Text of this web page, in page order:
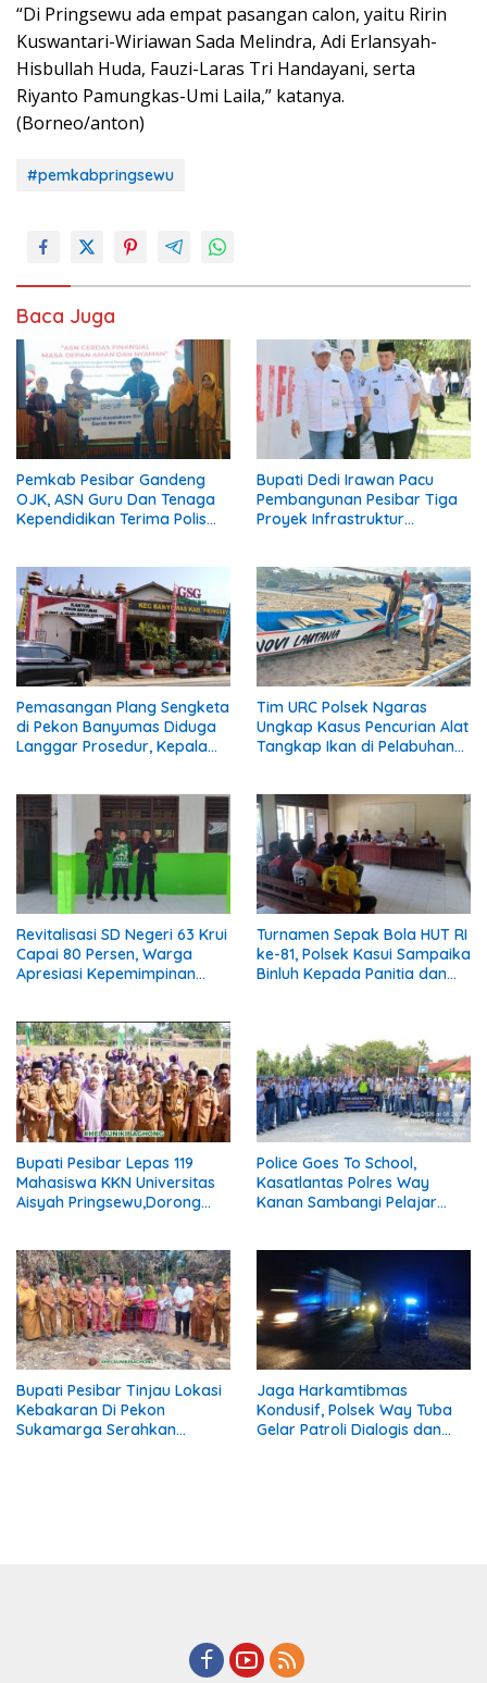
“Di Pringsewu ada empat pasangan calon, yaitu Ririn
Kuswantari-Wiriawan Sada Melindra, Adi Erlansyah-
Hisbullah Huda, Fauzi-Laras Tri Handayani, serta
Riyanto Pamungkas-Umi Laila,” katanya.
(Borneo/anton)
#pemkabpringsewu
Baca Juga
Pemkab Pesibar Gandeng
OJK, ASN Guru Dan Tenaga
Kependidikan Terima Polis
Bupati Dedi Irawan Pacu
Pembangunan Pesibar Tiga
Proyek Infrastruktur
Pemasangan Plang Sengketa
di Pekon Banyumas Diduga
Langgar Prosedur, Kepala
Tim URC Polsek Ngaras
Ungkap Kasus Pencurian Alat
Tangkap Ikan di Pelabuhan
Revitalisasi SD Negeri 63 Krui
Capai 80 Persen, Warga
Apresiasi Kepemimpinan
Turnamen Sepak Bola HUT RI
ke-81, Polsek Kasui Sampaika
Binluh Kepada Panitia dan
Bupati Pesibar Lepas 119
Mahasiswa KKN Universitas
Aisyah Pringsewu,Dorong
Police Goes To School,
Kasatlantas Polres Way
Kanan Sambangi Pelajar
Bupati Pesibar Tinjau Lokasi
Kebakaran Di Pekon
Sukamarga Serahkan
Jaga Harkamtibmas
Kondusif, Polsek Way Tuba
Gelar Patroli Dialogis dan